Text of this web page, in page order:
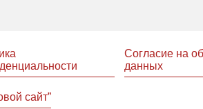
Согласие на
данных
сайт”